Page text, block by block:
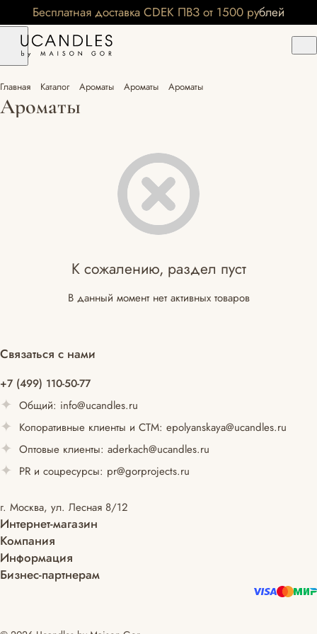
Бесплатная доставка CDEK ПВЗ от 1500 рублей
Главная Каталог Ароматы Ароматы Ароматы
Ароматы
К сожалению, раздел пуст
В данный момент нет активных товаров
Связаться с нами
+7 (499) 110-50-77
Общий: info@ucandles.ru
Копоративные клиенты и СТМ: epolyanskaya@ucandles.ru
Оптовые клиенты: aderkach@ucandles.ru
PR и соцресурсы: pr@gorprojects.ru
г. Москва, ул. Лесная 8/12
Интернет-магазин
Компания
Информация
Бизнес-партнерам